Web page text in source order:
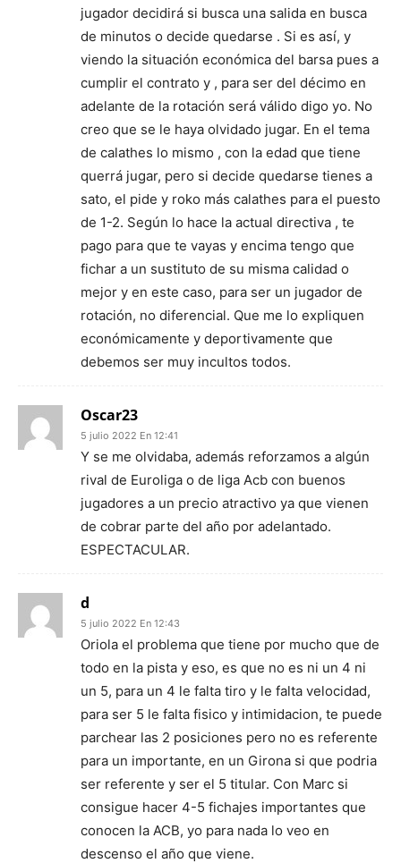
jugador decidirá si busca una salida en busca
de minutos o decide quedarse . Si es así, y
viendo la situación económica del barsa pues a
cumplir el contrato y , para ser del décimo en
adelante de la rotación será válido digo yo. No
creo que se le haya olvidado jugar. En el tema
de calathes lo mismo , con la edad que tiene
querrá jugar, pero si decide quedarse tienes a
sato, el pide y roko más calathes para el puesto
de 1-2. Según lo hace la actual directiva , te
pago para que te vayas y encima tengo que
fichar a un sustituto de su misma calidad o
mejor y en este caso, para ser un jugador de
rotación, no diferencial. Que me lo expliquen
económicamente y deportivamente que
debemos ser muy incultos todos.
Oscar23
5 julio 2022 En 12:41
Y se me olvidaba, además reforzamos a algún
rival de Euroliga o de liga Acb con buenos
jugadores a un precio atractivo ya que vienen
de cobrar parte del año por adelantado.
ESPECTACULAR.
d
5 julio 2022 En 12:43
Oriola el problema que tiene por mucho que de
todo en la pista y eso, es que no es ni un 4 ni
un 5, para un 4 le falta tiro y le falta velocidad,
para ser 5 le falta fisico y intimidacion, te puede
parchear las 2 posiciones pero no es referente
para un importante, en un Girona si que podria
ser referente y ser el 5 titular. Con Marc si
consigue hacer 4-5 fichajes importantes que
conocen la ACB, yo para nada lo veo en
descenso el año que viene.